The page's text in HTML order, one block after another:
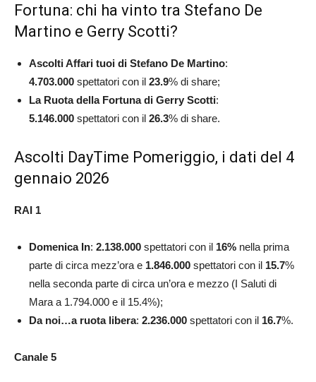
Fortuna: chi ha vinto tra Stefano De
Martino e Gerry Scotti?
Ascolti Affari tuoi di Stefano De Martino:
4.703.000 spettatori con il 23.9% di share;
La Ruota della Fortuna di Gerry Scotti:
5.146.000 spettatori con il 26.3% di share.
Ascolti DayTime Pomeriggio, i dati del 4
gennaio 2026
RAI 1
Domenica In: 2.138.000 spettatori con il 16% nella prima
parte di circa mezz’ora e 1.846.000 spettatori con il 15.7%
nella seconda parte di circa un’ora e mezzo (I Saluti di
Mara a 1.794.000 e il 15.4%);
Da noi…a ruota libera: 2.236.000 spettatori con il 16.7%.
Canale 5